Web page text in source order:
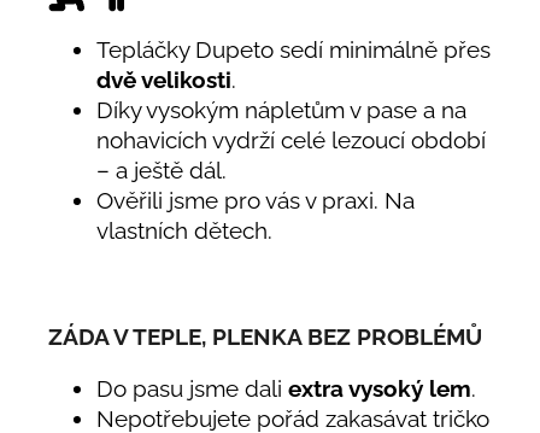
Tepláčky Dupeto sedí minimálně přes
dvě velikosti.
Díky vysokým nápletům v pase a na
nohavicích vydrží celé lezoucí období
– a ještě dál.
Ověřili jsme pro vás v praxi. Na
vlastních dětech.
ZÁDA V TEPLE, PLENKA BEZ PROBLÉMŮ
Do pasu jsme dali extra vysoký lem.
Nepotřebujete pořád zakasávat tričko